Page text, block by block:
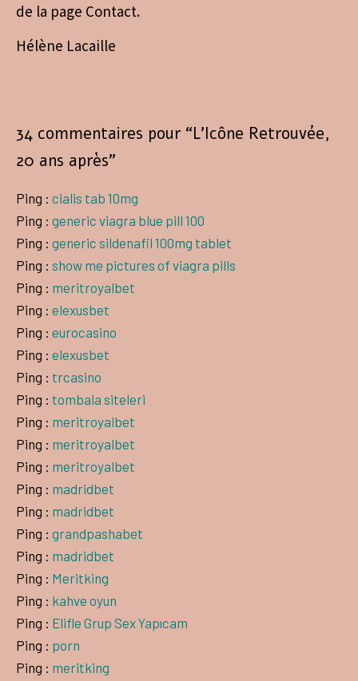
de la page Contact.
Hélène Lacaille
34 commentaires pour “L’Icône Retrouvée,
20 ans après”
Ping : cialis tab 10mg
Ping : generic viagra blue pill 100
Ping : generic sildenafil 100mg tablet
Ping : show me pictures of viagra pills
Ping : meritroyalbet
Ping : elexusbet
Ping : eurocasino
Ping : elexusbet
Ping : trcasino
Ping : tombala siteleri
Ping : meritroyalbet
Ping : meritroyalbet
Ping : meritroyalbet
Ping : madridbet
Ping : madridbet
Ping : grandpashabet
Ping : madridbet
Ping : Meritking
Ping : kahve oyun
Ping : Elifle Grup Sex Yapıcam
Ping : porn
Ping : meritking